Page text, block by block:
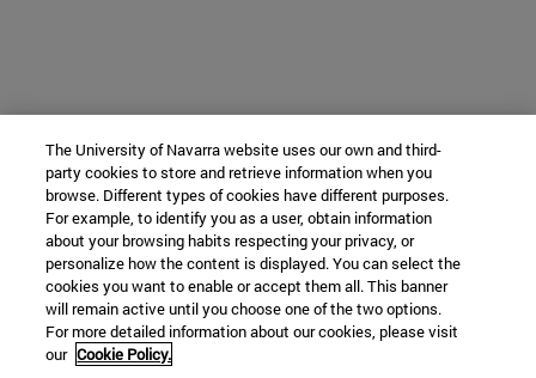
The University of Navarra website uses our own and third-
party cookies to store and retrieve information when you
browse. Different types of cookies have different purposes.
For example, to identify you as a user, obtain information
about your browsing habits respecting your privacy, or
personalize how the content is displayed. You can select the
cookies you want to enable or accept them all. This banner
will remain active until you choose one of the two options.
For more detailed information about our cookies, please visit
our Cookie Policy.